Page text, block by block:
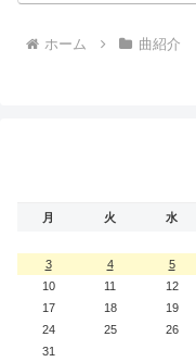
ホーム 曲紹介
月 火 水
3
4 5
10
11 12
17
18 19
24
25 26
31